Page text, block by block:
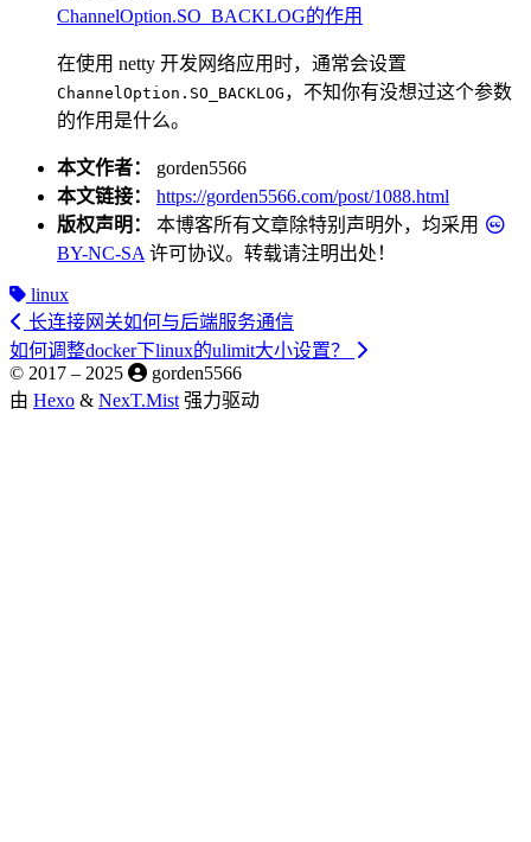
ChannelOption.SO_BACKLOG的作用
在使用 netty 开发网络应用时，通常会设置
ChannelOption.SO_BACKLOG ，不知你有没想过这个参数
的作用是什么。
本文作者： gorden5566
本文链接：
https://gorden5566.com/post/1088.html
版权声明： 本博客所有文章除特别声明外，均采用
BY-NC-SA 许可协议。转载请注明出处！
linux
长连接网关如何与后端服务通信
如何调整docker下linux的ulimit大小设置？
© 2017 – 2025
gorden5566
由 Hexo & NexT.Mist 强力驱动